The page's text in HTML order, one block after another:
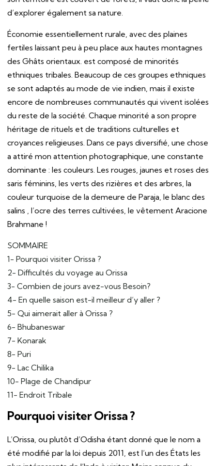
d’explorer également sa nature.
Économie essentiellement rurale, avec des plaines
fertiles laissant peu à peu place aux hautes montagnes
des Ghâts orientaux. est composé de minorités
ethniques tribales. Beaucoup de ces groupes ethniques
se sont adaptés au mode de vie indien, mais il existe
encore de nombreuses communautés qui vivent isolées
du reste de la société. Chaque minorité a son propre
héritage de rituels et de traditions culturelles et
croyances religieuses. Dans ce pays diversifié, une chose
a attiré mon attention photographique, une constante
dominante : les couleurs. Les rouges, jaunes et roses des
saris féminins, les verts des rizières et des arbres, la
couleur turquoise de la demeure de Paraja, le blanc des
salins , l’ocre des terres cultivées, le vêtement Aracione
Brahmane !
SOMMAIRE
1- Pourquoi visiter Orissa ?
2- Difficultés du voyage au Orissa
3- Combien de jours avez-vous Besoin?
4- En quelle saison est-il meilleur d’y aller ?
5- Qui aimerait aller à Orissa ?
6- Bhubaneswar
7- Konarak
8- Puri
9- Lac Chilika
10- Plage de Chandipur
11- Endroit Tribale
Pourquoi visiter Orissa ?
L’Orissa, ou plutôt d’Odisha étant donné que le nom a
été modifié par la loi depuis 2011, est l’un des États les